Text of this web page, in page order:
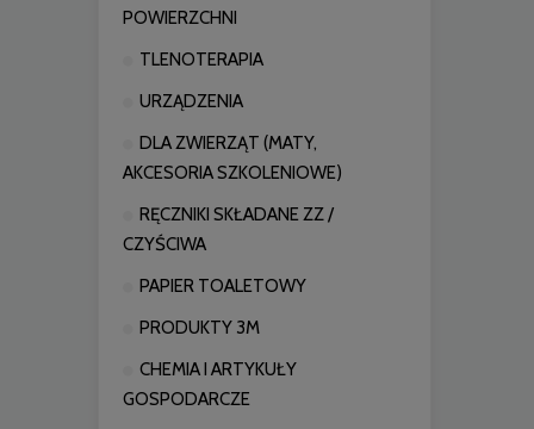
POWIERZCHNI
TLENOTERAPIA
URZĄDZENIA
DLA ZWIERZĄT (MATY,
AKCESORIA SZKOLENIOWE)
RĘCZNIKI SKŁADANE ZZ /
CZYŚCIWA
PAPIER TOALETOWY
PRODUKTY 3M
CHEMIA I ARTYKUŁY
GOSPODARCZE